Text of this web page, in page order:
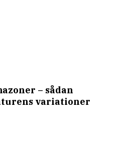
– sådan
variationer